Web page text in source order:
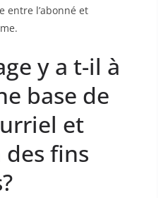
entre l’abonné et
y a t-il à
base de
et
des fins